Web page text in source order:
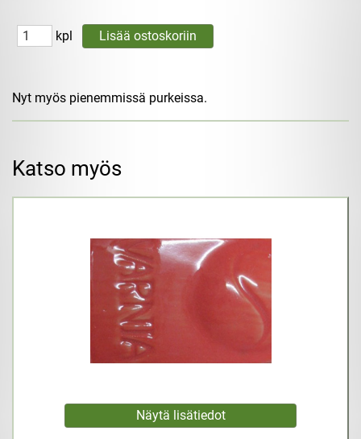
kpl
Nyt myös pienemmissä purkeissa.
Katso myös